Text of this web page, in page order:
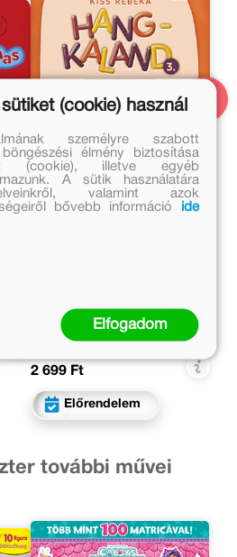
2 999 Ft
2 699 Ft
Előrendelem
további művei
(cookie) használ
személyre szabott
élmény biztosítása
(cookie), illetve egyéb
A sütik használatára
valamint azok
bővebb információ
ide
Elfogadom